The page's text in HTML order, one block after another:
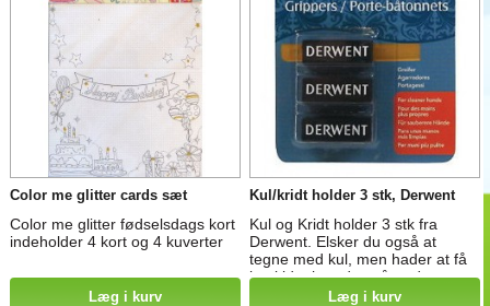
Color me glitter cards sæt
Color me glitter fødselsdags kort
indeholder 4 kort og 4 kuverter
Læg i kurv
Kul/kridt holder 3 stk, Derwent
Kul og Kridt holder 3 stk fra
Derwent. Elsker du også at
tegne med kul, men hader at få
beskidte hænder, så er denne
holder lige det du søger.
Læg i kurv